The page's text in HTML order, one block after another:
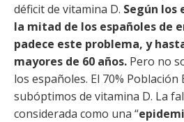
déficit de vitamina D. Según los
la mitad de los españoles de
padece este problema, y
mayores de 60 años. Pero no
los españoles. El 70%
subóptimos de vitamina D. La
considerada como una “